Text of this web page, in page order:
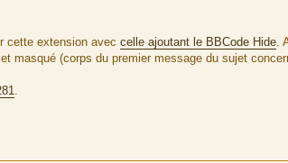
cette extension avec celle ajoutant le BBCode Hide.
masqué (corps du premier message du sujet
.